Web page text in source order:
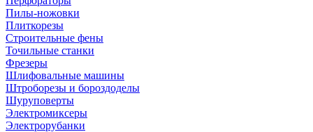
Пилы-ножовки
Плиткорезы
Строительные фены
Точильные станки
Фрезеры
Шлифовальные машины
Штроборезы и бороздоделы
Шуруповерты
Электромиксеры
Электрорубанки